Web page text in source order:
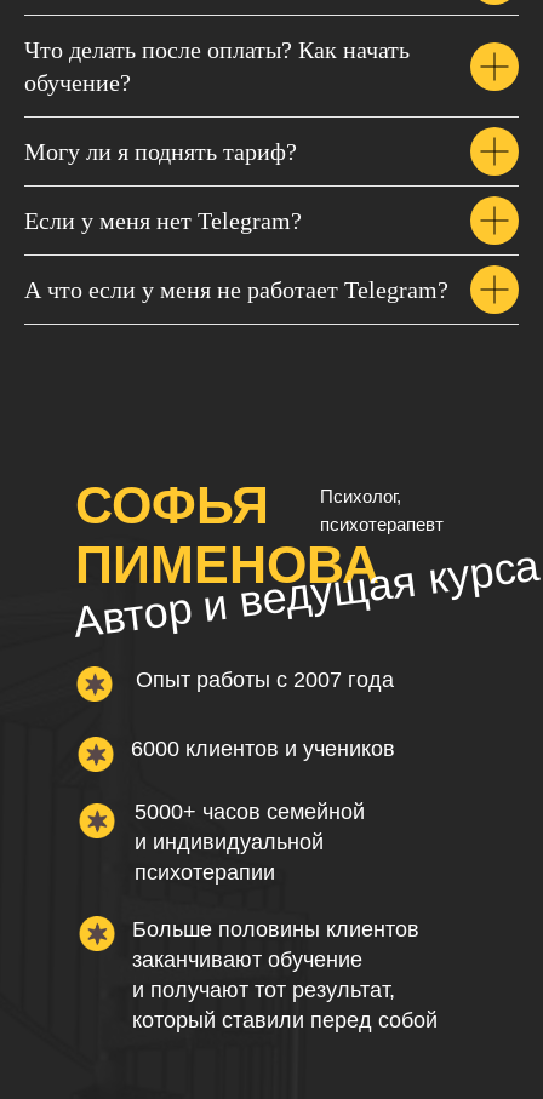
Оформить рассрочку
в долларах
Или оплата из-за рубежа?
обязательно все решим❤️
Продажи закрыты
Что делать после оплаты? Как начать
обучение?
Могу ли я поднять тариф?
Если у меня нет Telegram?
А что если у меня не работает Telegram?
СОФЬЯ
ПИМЕНОВА
Автор и ведущая курса
Опыт работы с 2007 года
5000+ часов семейной
и индивидуальной
психотерапии
6000 клиентов и учеников
Больше половины клиентов
заканчивают обучение
и получают тот результат,
который ставили перед собой
Психолог,
психотерапевт